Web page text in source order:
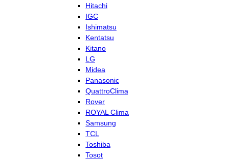
Hitachi
IGC
Ishimatsu
Kentatsu
Kitano
LG
Midea
Panasonic
QuattroClima
Rover
ROYAL Clima
Samsung
TCL
Toshiba
Tosot